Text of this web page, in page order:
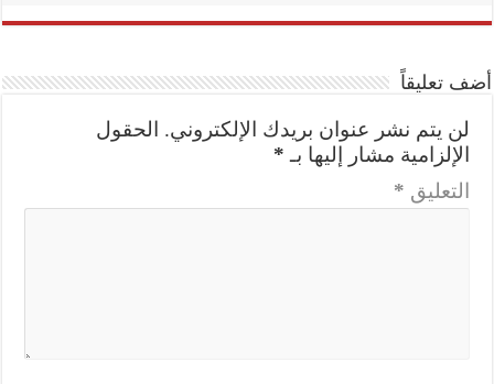
أضف تعليقاً
لن يتم نشر عنوان بريدك الإلكتروني.
الحقول
الإلزامية مشار إليها بـ *
التعليق *